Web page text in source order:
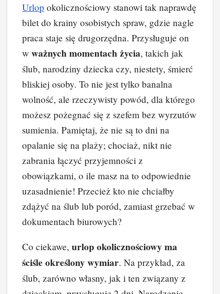
c
e
b
o
o
k
er
e
st
k
e
dI
n
d
di
t
o
p
p
y
Li
n
k
Urlop okolicznościowy stanowi tak naprawdę
bilet do krainy osobistych spraw, gdzie nagle
praca staje się drugorzędna. Przysługuje on
w ważnych momentach życia, takich jak
ślub, narodziny dziecka czy, niestety, śmierć
bliskiej osoby. To nie jest tylko banalna
wolność, ale rzeczywisty powód, dla którego
możesz pożegnać się z szefem bez wyrzutów
sumienia. Pamiętaj, że nie są to dni na
opalanie się na plaży; chociaż, nikt nie
zabrania łączyć przyjemności z
obowiązkami, o ile masz na to odpowiednie
uzasadnienie! Przecież kto nie chciałby
zdążyć na ślub lub poród, zamiast grzebać w
dokumentach biurowych?
Co ciekawe, urlop okolicznościowy ma
ściśle określony wymiar. Na przykład, za
ślub, zarówno własny, jak i ten związany z